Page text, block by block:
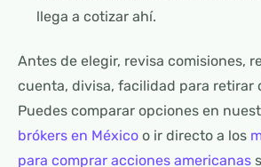
llega a cotizar ahí.
Antes de elegir, revisa comisiones,
cuenta, divisa, facilidad para retirar
Puedes comparar opciones en
brókers en México o ir directo a los
para comprar acciones americanas